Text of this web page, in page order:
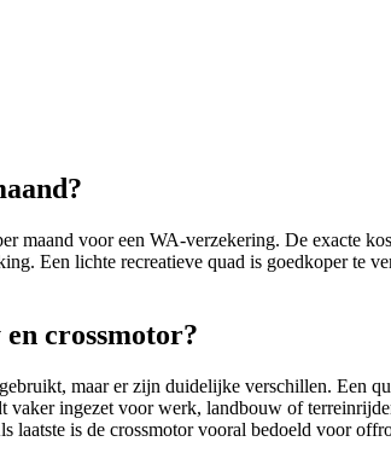
maand voor een WA-verzekering. De exacte
Een lichte recreatieve quad is goedkoper te
crossmotor?
maar er zijn duidelijke verschillen. Een
ingezet voor werk, landbouw of
is de crossmotor vooral bedoeld voor